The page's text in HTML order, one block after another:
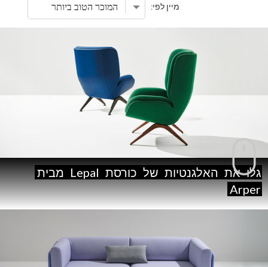
מיין לפי:
גלו את האלגנטיות של כורסת Lepal מבית
Arper